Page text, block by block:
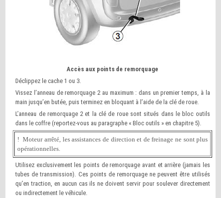
Accès aux points de remorquage
Déclippez le cache 1 ou 3.
Vissez l’anneau de remorquage 2 au maximum : dans un premier temps, à la
main jusqu’en butée, puis terminez en bloquant à l’aide de la clé de roue.
L’anneau de remorquage 2 et la clé de roue sont situés dans le bloc outils
dans le coffre (reportez-vous au paragraphe « Bloc outils » en chapitre 5).
! Moteur arrêté, les assistances de direction et de freinage ne sont plus
opérationnelles.
Utilisez exclusivement les points de remorquage avant et arrière (jamais les
tubes de transmission). Ces points de remorquage ne peuvent être utilisés
qu’en traction, en aucun cas ils ne doivent servir pour soulever directement
ou indirectement le véhicule.